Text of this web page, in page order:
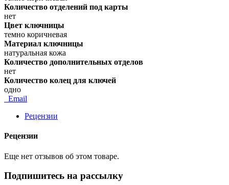
Количество отделений под карты
нет
Цвет ключницы
темно коричневая
Материал ключницы
натуральная кожа
Количество дополнительных отделов
нет
Количество колец для ключей
одно
Email
Рецензии
Рецензии
Еще нет отзывов об этом товаре.
Подпишитесь на рассылку